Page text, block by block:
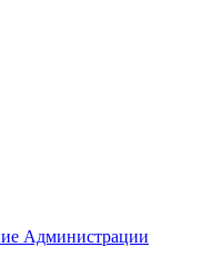
Администрации